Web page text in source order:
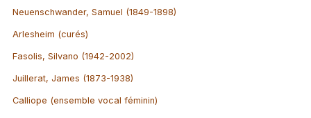
Neuenschwander, Samuel (1849-1898)
Arlesheim (curés)
Fasolis, Silvano (1942-2002)
Juillerat, James (1873-1938)
Calliope (ensemble vocal féminin)